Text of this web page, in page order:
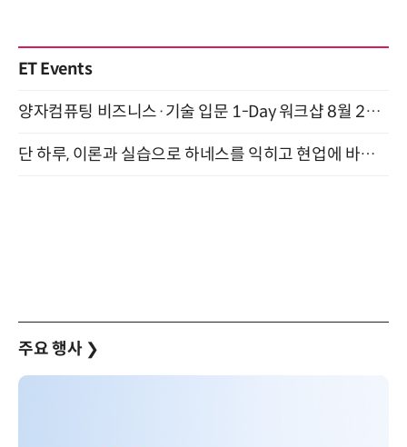
ET Events
양자컴퓨팅 비즈니스·기술 입문 1-Day 워크샵 8월 28일 개최
단 하루, 이론과 실습으로 하네스를 익히고 현업에 바로 쓰는 핸즈온 워크숍 (8/20)
주요 행사 ❯